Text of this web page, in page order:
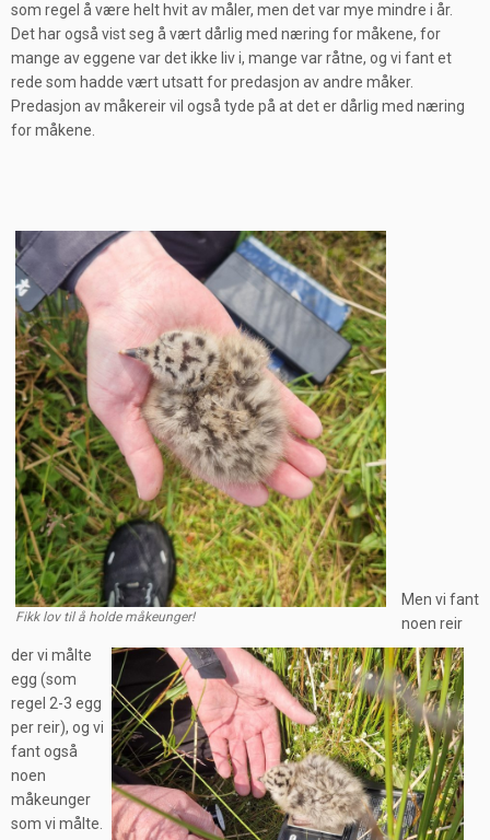
som regel å være helt hvit av måler, men det var mye mindre i år.
Det har også vist seg å vært dårlig med næring for måkene, for
mange av eggene var det ikke liv i, mange var råtne, og vi fant et
rede som hadde vært utsatt for predasjon av andre måker.
Predasjon av måkereir vil også tyde på at det er dårlig med næring
for måkene.
Fikk lov til å holde måkeunger!
Men vi fant
noen reir
der vi målte
egg (som
regel 2-3 egg
per reir), og vi
fant også
noen
måkeunger
som vi målte.